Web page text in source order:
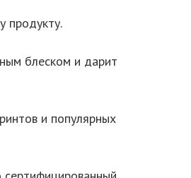
продукту.
блеском и дарит
и популярных